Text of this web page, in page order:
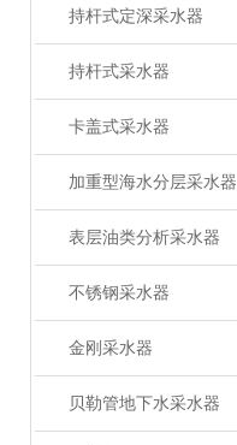
持杆式定深采水器
持杆式采水器
卡盖式采水器
加重型海水分层采水器
表层油类分析采水器
不锈钢采水器
金刚采水器
贝勒管地下水采水器